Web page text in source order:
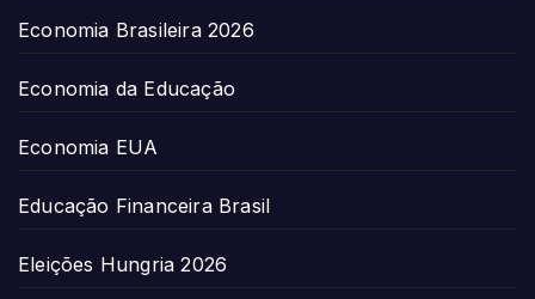
Economia Brasileira 2026
Economia da Educação
Economia EUA
Educação Financeira Brasil
Eleições Hungria 2026